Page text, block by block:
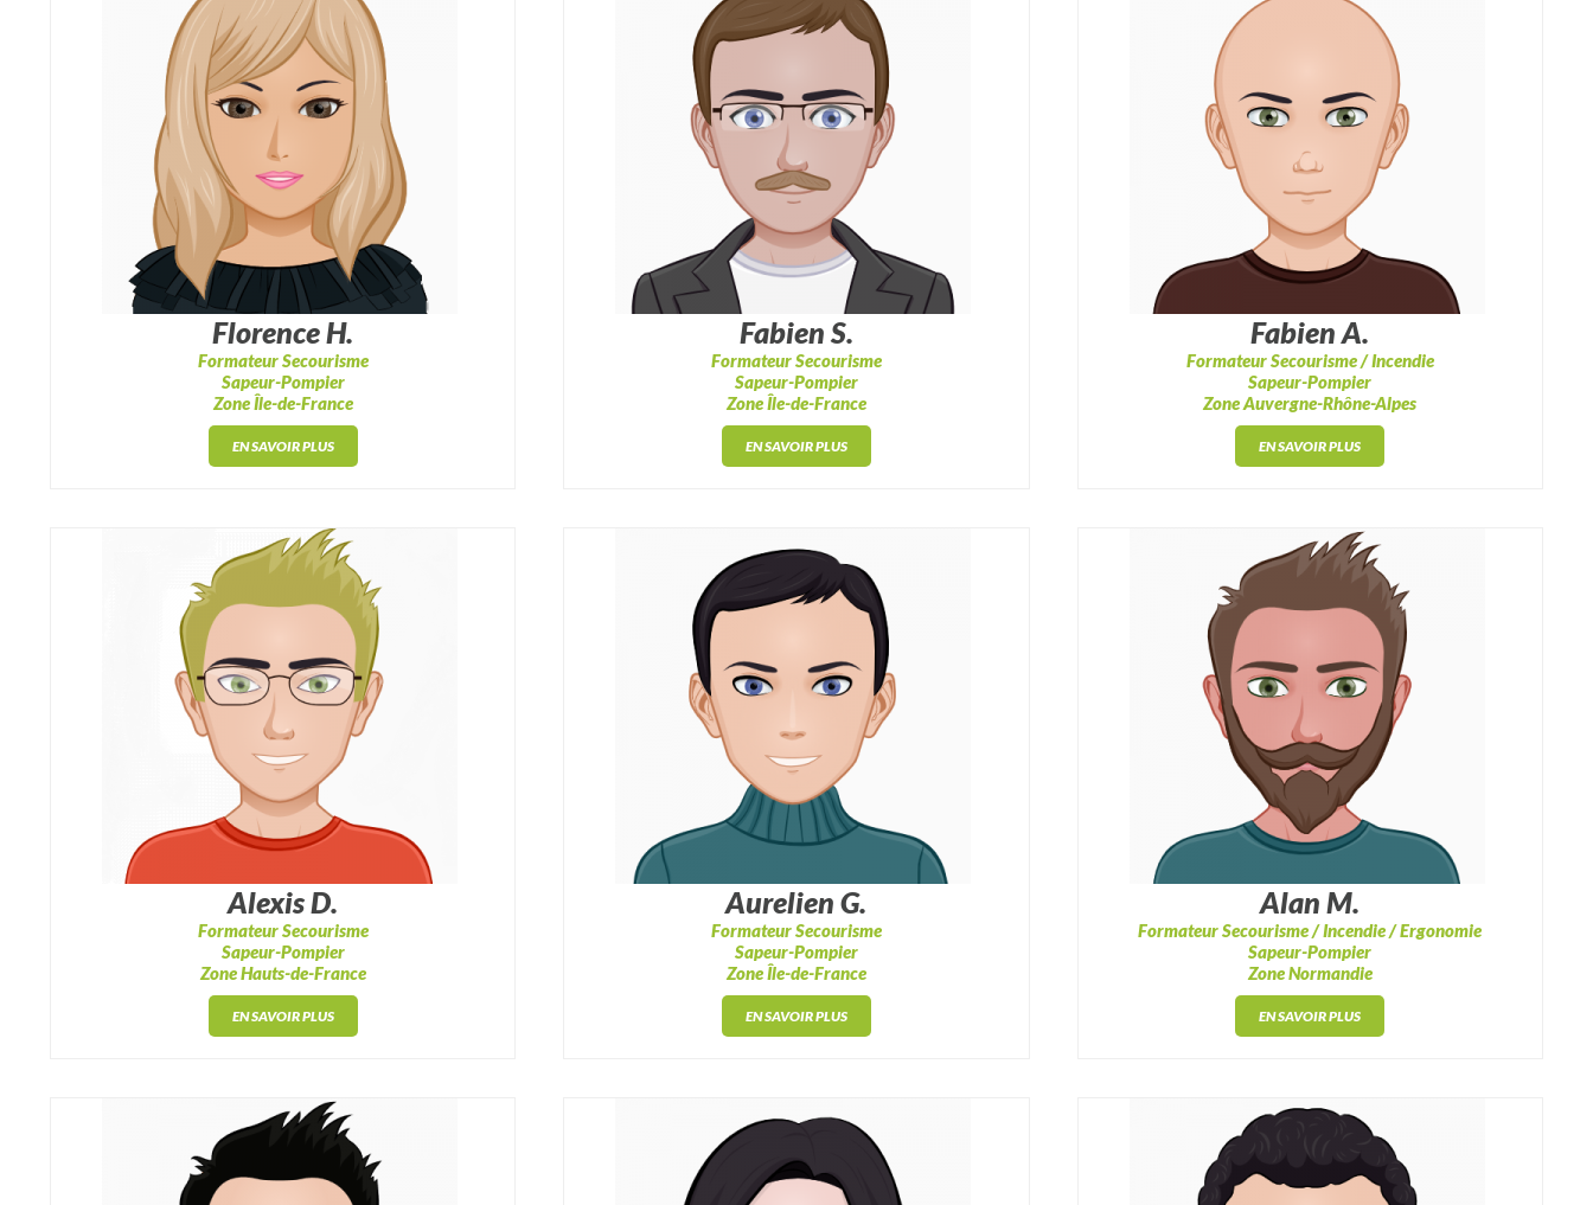
Florence H.
Formateur Secourisme
Sapeur-Pompier
Zone Île-de-France
EN SAVOIR PLUS
Fabien S.
Formateur Secourisme
Sapeur-Pompier
Zone Île-de-France
EN SAVOIR PLUS
Fabien A.
Formateur Secourisme / Incendie
Sapeur-Pompier
Zone Auvergne-Rhône-Alpes
EN SAVOIR PLUS
Alexis D.
Formateur Secourisme
Sapeur-Pompier
Zone Hauts-de-France
EN SAVOIR PLUS
Aurelien G.
Formateur Secourisme
Sapeur-Pompier
Zone Île-de-France
EN SAVOIR PLUS
Alan M.
Formateur Secourisme / Incendie / Ergonomie
Sapeur-Pompier
Zone Normandie
EN SAVOIR PLUS